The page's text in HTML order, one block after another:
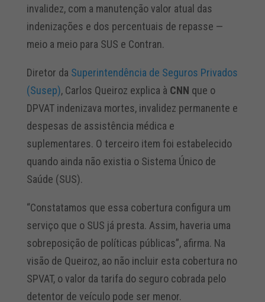
invalidez, com a manutenção valor atual das
indenizações e dos percentuais de repasse —
meio a meio para SUS e Contran.
Diretor da Superintendência de Seguros Privados
(Susep), Carlos Queiroz explica à CNN que o
DPVAT indenizava mortes, invalidez permanente e
despesas de assistência médica e
suplementares. O terceiro item foi estabelecido
quando ainda não existia o Sistema Único de
Saúde (SUS).
“Constatamos que essa cobertura configura um
serviço que o SUS já presta. Assim, haveria uma
sobreposição de políticas públicas”, afirma. Na
visão de Queiroz, ao não incluir esta cobertura no
SPVAT, o valor da tarifa do seguro cobrada pelo
detentor de veículo pode ser menor.